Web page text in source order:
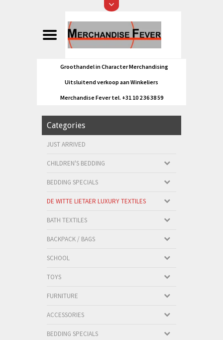
Groothandel in Character Merchandising
Uitsluitend verkoop aan Winkeliers
Merchandise Fever tel. +31 10 2 36 38 59
Categories
JUST ARRIVED
CHILDREN'S BEDDING
BEDDING SPECIALS
DE WITTE LIETAER LUXURY TEXTILES
BATH TEXTILES
BACKPACK / BAGS
SCHOOL
TOYS
FURNITURE
ACCESSORIES
BEDDING SPECIALS